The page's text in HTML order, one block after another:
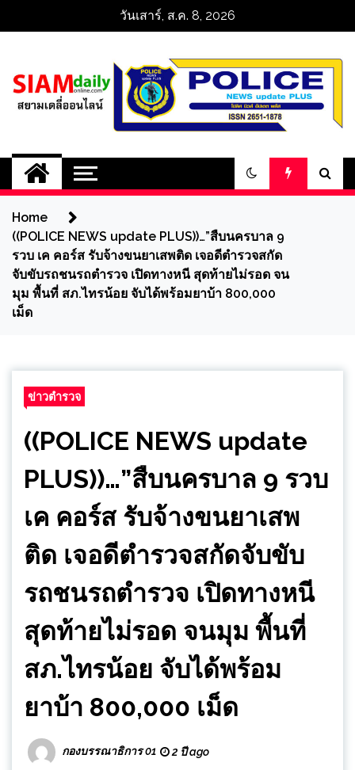
วันเสาร์, ส.ค. 8, 2026
สยามเดลี่ออนไลน์
SiamDailyOnline
Home
((POLICE NEWS update PLUS))…”สืบนครบาล 9
รวบ เค คอร์ส รับจ้างขนยาเสพติด เจอดีตำรวจสกัด
จับขับรถชนรถตำรวจ เปิดทางหนี สุดท้ายไม่รอด จน
มุม พื้นที่ สภ.ไทรน้อย จับได้พร้อมยาบ้า 800,000
เม็ด
ข่าวตำรวจ
((POLICE NEWS update
PLUS))…”สืบนครบาล 9 รวบ
เค คอร์ส รับจ้างขนยาเสพ
ติด เจอดีตำรวจสกัดจับขับ
รถชนรถตำรวจ เปิดทางหนี
สุดท้ายไม่รอด จนมุม พื้นที่
สภ.ไทรน้อย จับได้พร้อม
ยาบ้า 800,000 เม็ด
กองบรรณาธิการ 01 2 ปี ago